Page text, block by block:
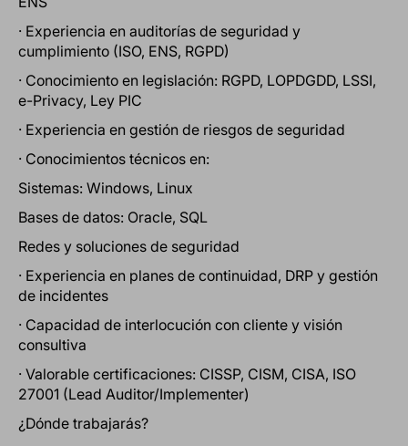
· Experiencia en auditorías de seguridad y
cumplimiento (ISO, ENS, RGPD)
· Conocimiento en legislación: RGPD, LOPDGDD, LSSI,
e-Privacy, Ley PIC
· Experiencia en gestión de riesgos de seguridad
· Conocimientos técnicos en:
Sistemas: Windows, Linux
Bases de datos: Oracle, SQL
Redes y soluciones de seguridad
· Experiencia en planes de continuidad, DRP y gestión
de incidentes
· Capacidad de interlocución con cliente y visión
consultiva
· Valorable certificaciones: CISSP, CISM, CISA, ISO
27001 (Lead Auditor/Implementer)
¿Dónde trabajarás?